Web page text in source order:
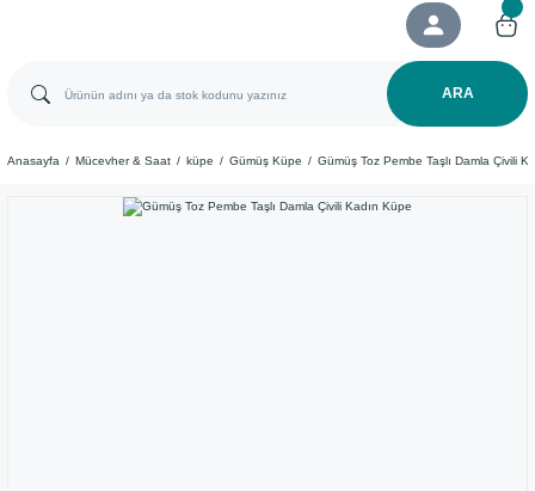
ARA
Anasayfa Mücevher & Saat küpe Gümüş Küpe Gümüş Toz Pembe Taşlı Damla Çivili